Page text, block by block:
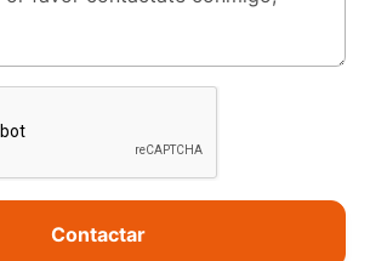
Contactar